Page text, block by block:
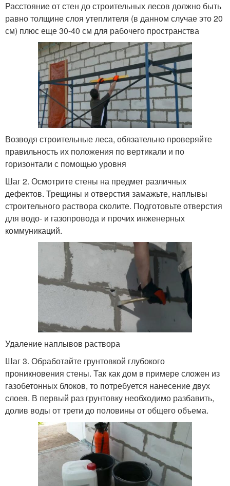
Расстояние от стен до строительных лесов должно быть
равно толщине слоя утеплителя (в данном случае это 20
см) плюс еще 30-40 см для рабочего пространства
Возводя строительные леса, обязательно проверяйте
правильность их положения по вертикали и по
горизонтали с помощью уровня
Шаг 2. Осмотрите стены на предмет различных
дефектов. Трещины и отверстия замажьте, наплывы
строительного раствора сколите. Подготовьте отверстия
для водо- и газопровода и прочих инженерных
коммуникаций.
Удаление наплывов раствора
Шаг 3. Обработайте грунтовкой глубокого
проникновения стены. Так как дом в примере сложен из
газобетонных блоков, то потребуется нанесение двух
слоев. В первый раз грунтовку необходимо разбавить,
долив воды от трети до половины от общего объема.